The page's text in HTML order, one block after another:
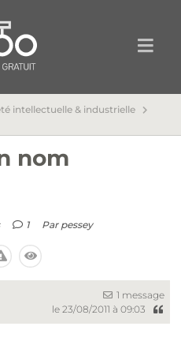
intellectuelle & industrielle
nom
1 Par pessey
1 message
le 23/08/2011 à 09:03